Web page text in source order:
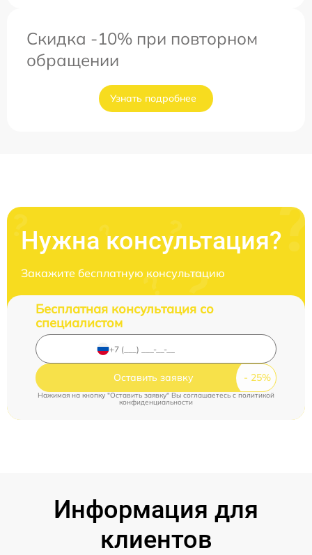
Скидка -10% при повторном
обращении
Узнать подробнее
Нужна консультация?
Закажите бесплатную консультацию
Бесплатная консультация со
специалистом
Оставить заявку
Нажимая на кнопку "Оставить заявку" Вы соглашаетесь cполитикой
конфиденциальности
Информация для
клиентов